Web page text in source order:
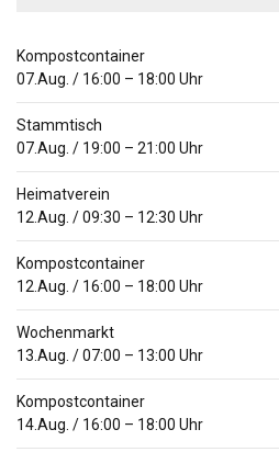
Kompostcontainer
07.Aug. / 16:00 – 18:00 Uhr
Stammtisch
07.Aug. / 19:00 – 21:00 Uhr
Heimatverein
12.Aug. /09:30 – 12:30 Uhr
Kompostcontainer
12.Aug. / 16:00 – 18:00 Uhr
Wochenmarkt
13.Aug. /07:00 – 13:00 Uhr
Kompostcontainer
14.Aug. / 16:00 – 18:00 Uhr